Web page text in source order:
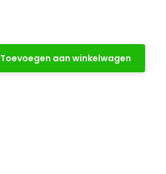
Toevoegen aan winkelwagen